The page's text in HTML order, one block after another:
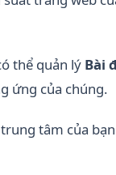
thể quản lý Bài
ứng của chúng.
tâm của